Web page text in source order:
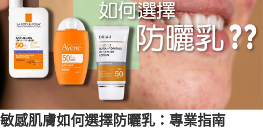
敏感肌膚如何選擇防曬乳：專業指南